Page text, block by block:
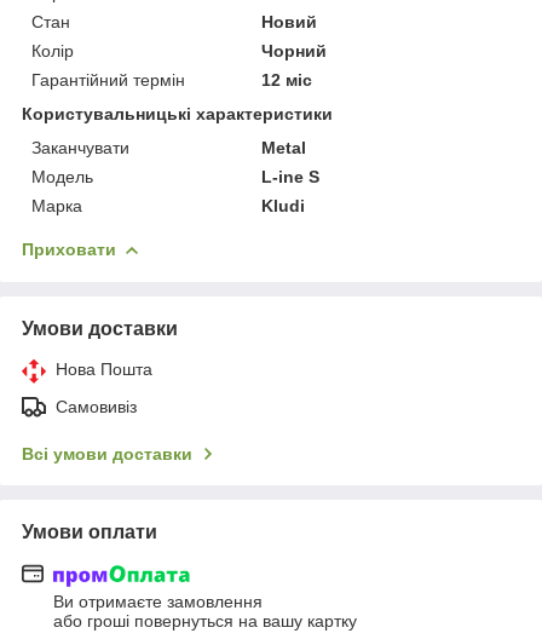
Стан
Новий
Колір
Чорний
Гарантійний термін
12 міс
Користувальницькі характеристики
Заканчувати
Metal
Мoдель
L-ine S
Марка
Kludi
Приховати
Умови доставки
Нова Пошта
Самовивіз
Всі умови доставки
Умови оплати
Ви отримаєте замовлення
або гроші повернуться на вашу картку